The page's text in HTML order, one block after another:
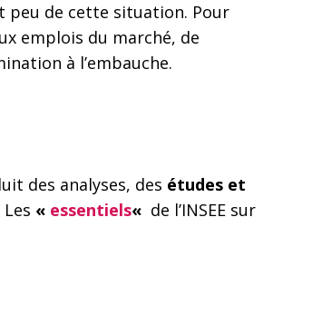
peu de cette situation. Pour
emplois du marché, de
à l’embauche.
des analyses, des études et
« essentiels« de l’INSEE sur